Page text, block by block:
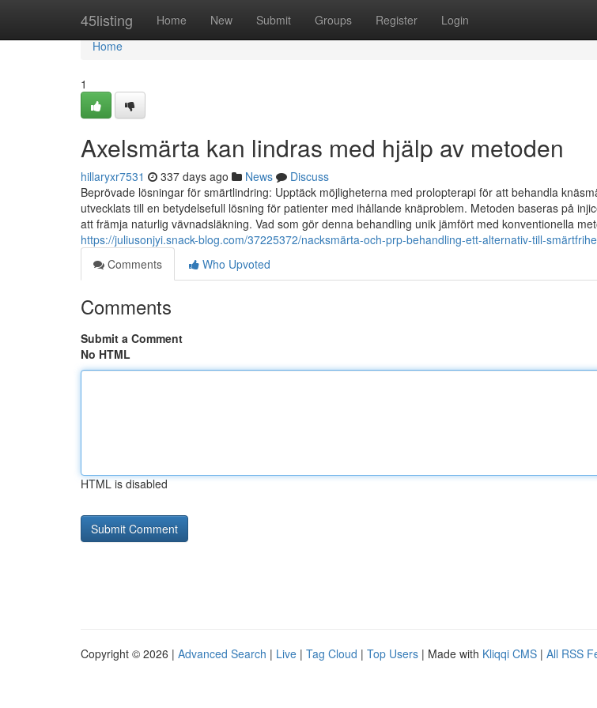
45listing Home New Submit Groups Register Login
Home
Home
1
Axelsmärta kan lindras med hjälp av metoden
hillaryxr7531 337 days ago News
Discuss
Beprövade lösningar för smärtlindring: Upptäck möjligheterna med prolopterapi för att behandla
utvecklats till en betydelsefull lösning för patienter med ihållande knäproblem. Metoden baseras på
att främja naturlig vävnadsläkning. Vad som gör denna behandling unik jämfört med konventionella
https://juliusonjyi.snack-blog.com/37225372/nacksmärta-och-prp-behandling-ett-alternativ-till-
Comments
Who Upvoted
Comments
Submit a Comment
No HTML
HTML is disabled
Copyright © 2026 | Advanced Search | Live | Tag Cloud | Top Users | Made with Kliqqi CMS | All RSS